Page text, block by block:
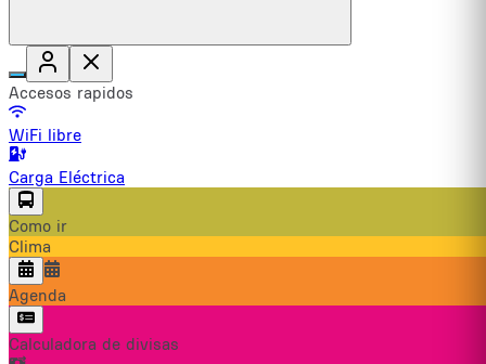
Accesos rapidos
WiFi libre
Carga Eléctrica
Como ir
Clima
Agenda
Calculadora de divisas